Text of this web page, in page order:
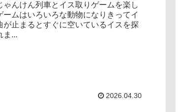
ゃんけん列車とイス取りゲームを楽し
ムはいろいろな動物になりきってイ
が止まるとすぐに空いているイスを探
ま...
2026.04.30